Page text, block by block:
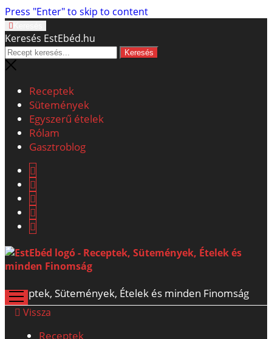
Press "Enter" to skip to content
Keresés EstEbéd.hu
Receptek
Sütemények
Egyszerű ételek
Rólam
Gasztroblog
Receptek, Sütemények, Ételek és minden Finomság
open
menu
Vissza
Receptek